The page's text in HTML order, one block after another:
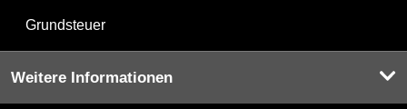
Grundsteuer
Weitere Informationen